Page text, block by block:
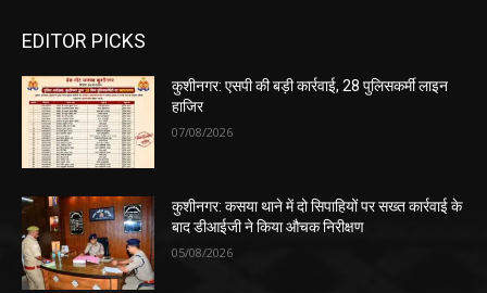
EDITOR PICKS
कुशीनगर: एसपी की बड़ी कार्रवाई, 28 पुलिसकर्मी लाइन
हाजिर
07/08/2026
कुशीनगर: कसया थाने में दो सिपाहियों पर सख्त कार्रवाई के
बाद डीआईजी ने किया औचक निरीक्षण
05/08/2026